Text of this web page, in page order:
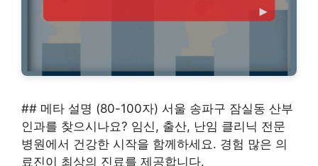
## 메타 설명 (80-100자) 서울 송파구 잠실동 산부
인과를 찾으시나요? 임신, 출산, 난임 클리닉 전문
병원에서 건강한 시작을 함께하세요. 경험 많은 의
료진이 최상의 진료를 제공합니다.